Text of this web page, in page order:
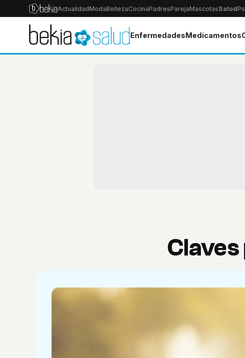
ActualidadModaBellezaCocinaPadresParejaMascotasSalud
EnfermedadesMedicamentos